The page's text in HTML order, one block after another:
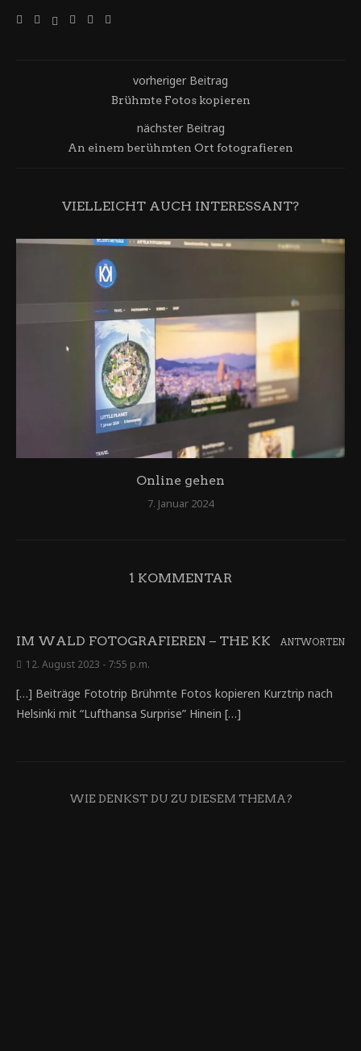
vorheriger Beitrag
Brühmte Fotos kopieren
nächster Beitrag
An einem berühmten Ort fotografieren
VIELLEICHT AUCH INTERESSANT?
Online gehen
7. Januar 2024
1 KOMMENTAR
IM WALD FOTOGRAFIEREN – THE KK
12. August 2023 - 7:55 p.m.
[…] Beiträge Fototrip Brühmte Fotos kopieren Kurztrip nach
Helsinki mit “Lufthansa Surprise” Hinein […]
ANTWORTEN
WIE DENKST DU ZU DIESEM THEMA?